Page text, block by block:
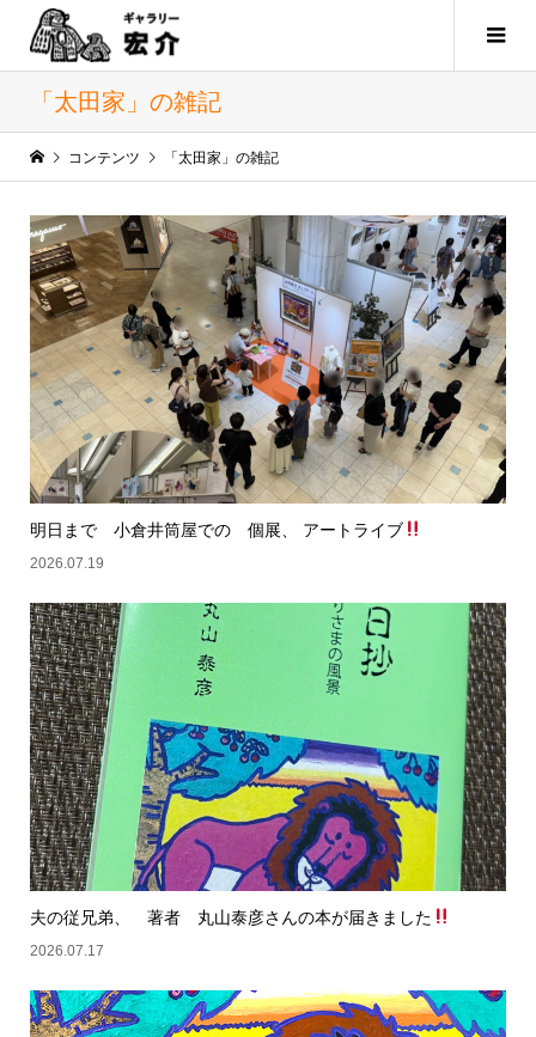
「太田家」の雑記
コンテンツ 「太田家」の雑記
明日まで 小倉井筒屋での 個展、 アートライブ
2026.07.19
夫の従兄弟、 著者 丸山泰彦さんの本が届きました
2026.07.17